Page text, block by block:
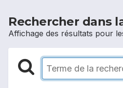
Rechercher dans
Affichage des résultats pour